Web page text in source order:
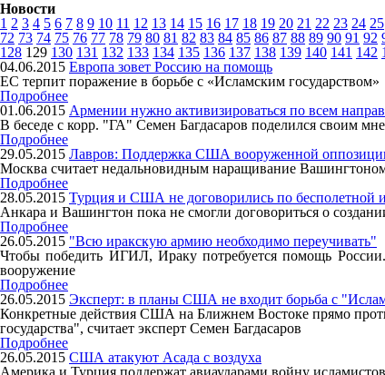
Новости
1 2 3 4 5 6 7 8 9 10 11 12 13 14 15 16 17 18 19 20 21 22 23 24 25
72 73 74 75 76 77 78 79 80 81 82 83 84 85 86 87 88 89 90 91 92
128 129 130 131 132 133 134 135 136 137 138 139 140 141 142
04.06.2015 Европа зовет Россию на помощь
ЕС терпит поражение в борьбе с «Исламским государством»
Подробнее
01.06.2015 Армении нужно активизироваться по всем
В беседе с корр. "ГА" Семен Багдасаров поделился своим
Подробнее
29.05.2015 Лавров: Поддержка США вооруженной
Москва считает недальновидным наращивание
Подробнее
28.05.2015 Турция и США не договорились по бесполетной
Анкара и Вашингтон пока не смогли договориться о
Подробнее
26.05.2015 "Всю иракскую армию необходимо переучивать"
Чтобы победить ИГИЛ, Ираку потребуется помощь
вооружение
Подробнее
26.05.2015 Эксперт: в планы США не входит борьба с
Конкретные действия США на Ближнем Востоке прямо
государства", считает эксперт Семен Багдасаров
Подробнее
26.05.2015 США атакуют Асада с воздуха
Америка и Турция поддержат авиаударами войну